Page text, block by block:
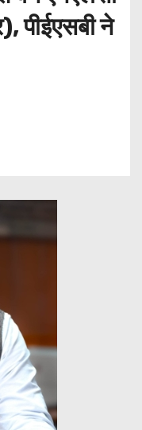
पीईएसबी ने